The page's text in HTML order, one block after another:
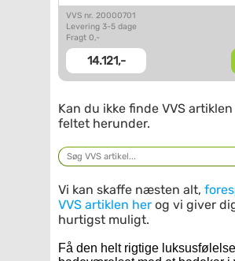
VVS nr. 20000701
Levering 3-5 dage
Fragt 0,-
14.121,-
Kan du ikke finde VVS
feltet herunder.
Vi kan skaffe næsten alt,
VVS artiklen her og vi giver
hurtigst muligt.
Få den helt rigtige